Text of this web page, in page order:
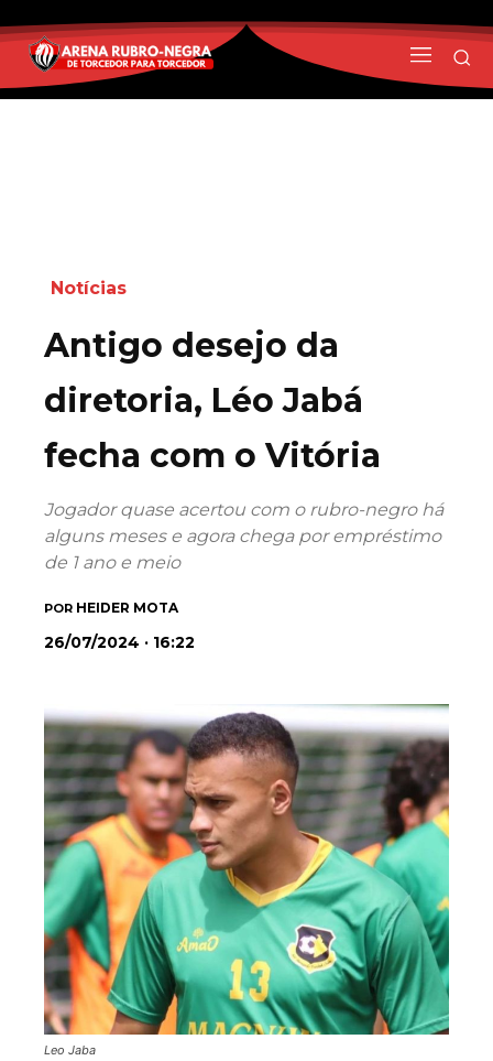
Notícias
Antigo desejo da
diretoria, Léo Jabá
fecha com o Vitória
Jogador quase acertou com o rubro-negro há
alguns meses e agora chega por empréstimo
de 1 ano e meio
POR HEIDER MOTA
26/07/2024 · 16:22
Leo Jaba